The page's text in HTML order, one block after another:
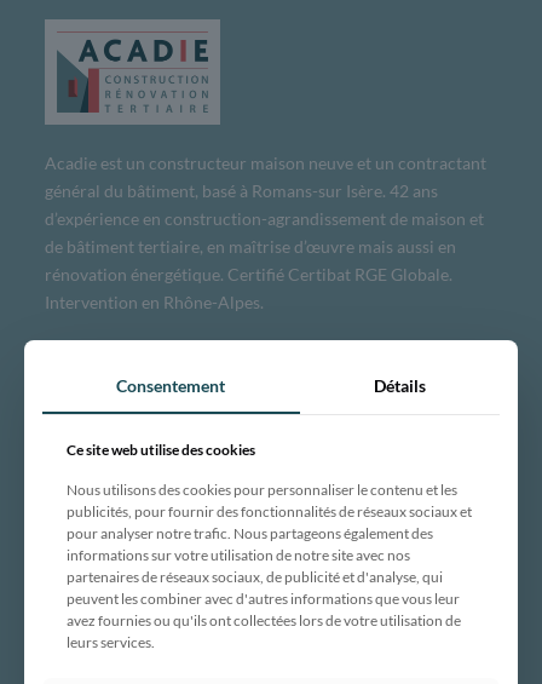
Acadie est un constructeur maison neuve et un contractant
général du bâtiment, basé à Romans-sur Isère. 42 ans
d’expérience en construction-agrandissement de maison et
de bâtiment tertiaire, en maîtrise d’œuvre mais aussi en
rénovation énergétique. Certifié Certibat RGE Globale.
Intervention en Rhône-Alpes.
Engagements et certifications
Maison traditionnelle
Maison ossature bois
Maison évolutive
Rénovation globale
Maîtrise d’œuvre
Bâtiment professionnel et tertiaire
Consentement Détails
Ce site web utilise des cookies
Nous utilisons des cookies pour personnaliser le contenu et les
publicités, pour fournir des fonctionnalités de réseaux sociaux et
pour analyser notre trafic. Nous partageons également des
informations sur votre utilisation de notre site avec nos
partenaires de réseaux sociaux, de publicité et d'analyse, qui
peuvent les combiner avec d'autres informations que vous leur
avez fournies ou qu'ils ont collectées lors de votre utilisation de
leurs services.